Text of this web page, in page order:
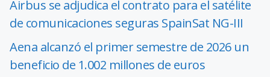
Airbus se adjudica el contrato para el satélite
de comunicaciones seguras SpainSat NG-III
Aena alcanzó el primer semestre de 2026 un
beneficio de 1.002 millones de euros